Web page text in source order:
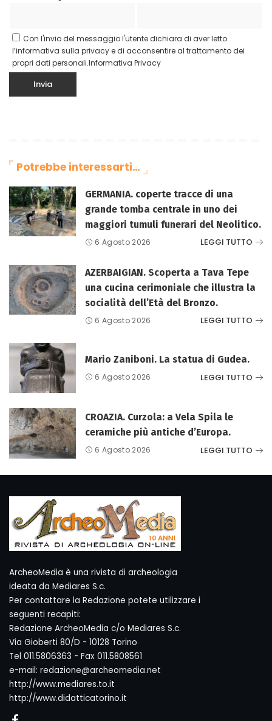
Con l'invio del messaggio l'utente dichiara di aver letto
l’informativa sulla privacy e di acconsentire al trattamento dei
propri dati personali.Informativa Privacy
Potrebbe interessarti…
GERMANIA. coperte tracce di una
grande tomba centrale in uno dei
maggiori tumuli funerari del Neolitico.
6 Agosto 2026 LEGGI TUTTO
AZERBAIGIAN. Scoperta a Tava Tepe
una cucina cerimoniale che illustra la
socialità dell’Età del Bronzo.
6 Agosto 2026 LEGGI TUTTO
Mario Zaniboni. La statua di Gudea.
6 Agosto 2026 LEGGI TUTTO
CROAZIA. Curzola: a Vela Spila le
ceramiche più antiche d’Europa.
6 Agosto 2026 LEGGI TUTTO
ArcheoMedia è una rivista di archeologia
ideata da Mediares S.c.
Per contattare la Redazione potete utilizzare i
seguenti recapiti:
Redazione ArcheoMedia c/o Mediares S.c.
Via Gioberti 80/D - 10128 Torino
Tel 011.5806363 - Fax 011.5808561
e-mail: redazione@archeomedia.net
http://www.mediares.to.it
http://www.didatticatorino.it